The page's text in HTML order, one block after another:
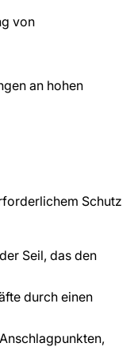
von
an hohen
Schutz
Seil, das den
durch einen